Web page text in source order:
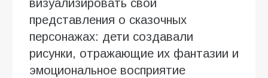
визуализировать свои
представления о сказочных
персонажах: дети создавали
рисунки, отражающие их фантазии и
эмоциональное восприятие